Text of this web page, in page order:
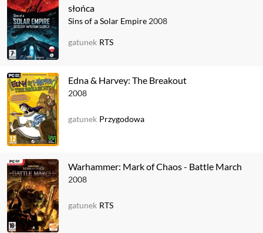
słońca
Sins of a Solar Empire 2008
gatunek RTS
Edna & Harvey: The Breakout
2008
gatunek Przygodowa
Warhammer: Mark of Chaos - Battle March
2008
gatunek RTS